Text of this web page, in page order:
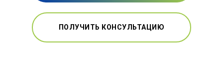
ПОЛУЧИТЬ КОНСУЛЬТАЦИЮ